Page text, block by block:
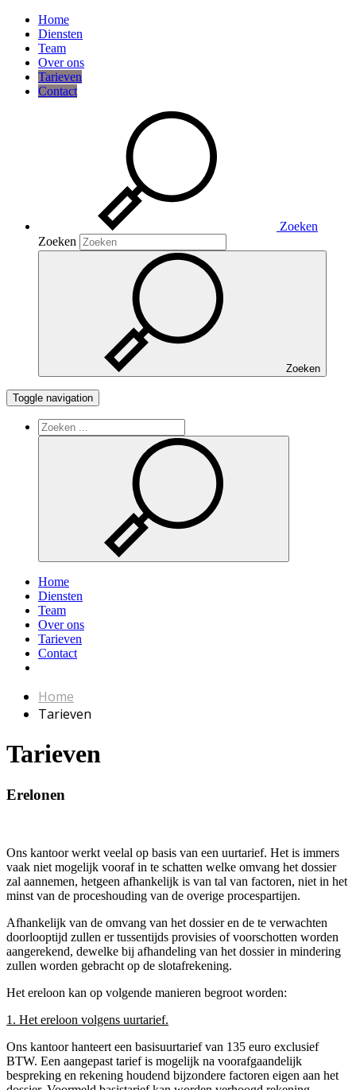
Home
Diensten
Team
Over ons
Tarieven
Contact
Zoeken
Zoeken
Zoeken
Toggle navigation
Home
Diensten
Team
Over ons
Tarieven
Contact
Home
Tarieven
Tarieven
Erelonen
Ons kantoor werkt veelal op basis van een uurtarief. Het is immers
vaak niet mogelijk vooraf in te schatten welke omvang het dossier
zal aannemen, hetgeen afhankelijk is van tal van factoren, niet in het
minst van de proceshouding van de overige procespartijen.
Afhankelijk van de omvang van het dossier en de te verwachten
doorlooptijd zullen er tussentijds provisies of voorschotten worden
aangerekend, dewelke bij afhandeling van het dossier in mindering
zullen worden gebracht op de slotafrekening.
Het ereloon kan op volgende manieren begroot worden:
1. Het ereloon volgens uurtarief.
Ons kantoor hanteert een basisuurtarief van 135 euro exclusief
BTW. Een aangepast tarief is mogelijk na voorafgaandelijk
bespreking en rekening houdend bijzondere factoren eigen aan het